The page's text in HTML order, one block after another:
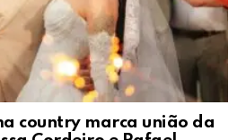
country marca união da